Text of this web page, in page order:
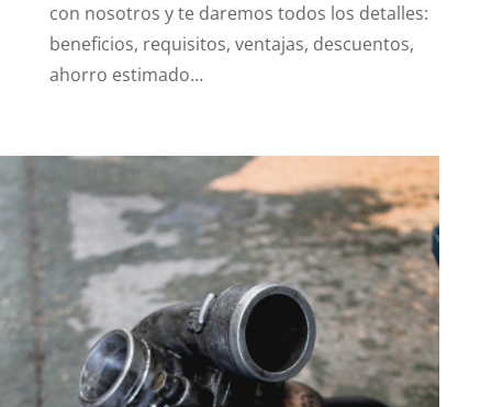
con nosotros y te daremos todos los detalles:
beneficios, requisitos, ventajas, descuentos,
ahorro estimado…